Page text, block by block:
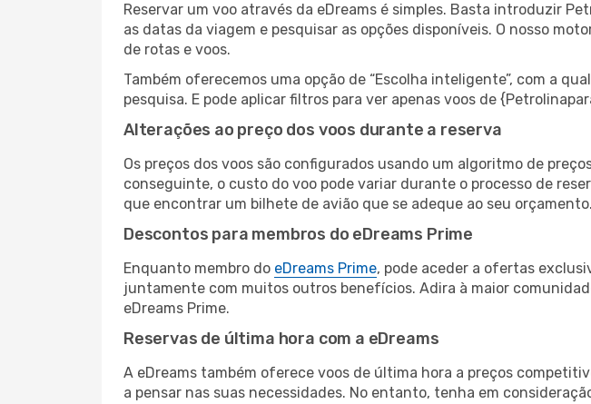
Reservar um voo através da eDreams é simples. Basta introduzir
as datas da viagem e pesquisar as opções disponíveis. O nosso
de rotas e voos.
Também oferecemos uma opção de “Escolha inteligente”, com a
pesquisa. E pode aplicar filtros para ver apenas voos de
Alterações ao preço dos voos durante a reserva
Os preços dos voos são configurados usando um algoritmo de
conseguinte, o custo do voo pode variar durante o processo de
que encontrar um bilhete de avião que se adeque ao seu orçamento.
Descontos para membros do eDreams Prime
Enquanto membro do eDreams Prime, pode aceder a ofertas
juntamente com muitos outros benefícios. Adira à maior
eDreams Prime.
Reservas de última hora com a eDreams
A eDreams também oferece voos de última hora a preços
a pensar nas suas necessidades. No entanto, tenha em